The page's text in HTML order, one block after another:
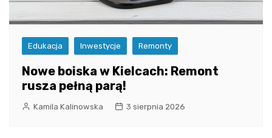
Edukacja Inwestycje Remonty
Nowe boiska w Kielcach: Remont
rusza pełną parą!
Kamila Kalinowska 3 sierpnia 2026